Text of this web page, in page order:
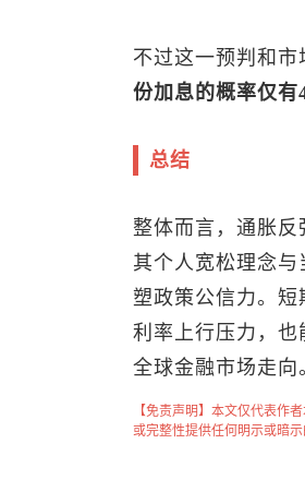
不过这一预判和市
份加息的概率仅有
总结
整体而言，通胀反
其个人宽松理念
塑政策公信力。
利率上行压力，
全球金融市场走向
【免责声明】本文仅代表作
或完整性提供任何明示或暗